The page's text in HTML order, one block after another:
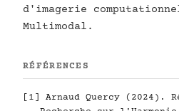
d'imagerie
Multimodal.
RÉFÉRENCES
[1] Arnaud Quercy (2024).